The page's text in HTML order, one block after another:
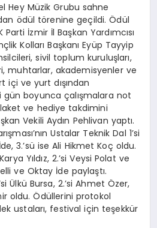
Hey Müzik Grubu sahne
ödül törenine geçildi. Ödül
İzmir İl Başkan Yardımcısı
Kolları Başkanı Eyüp Tayyip
sivil toplum kuruluşları,
muhtarlar, akademisyenler ve
içi ve yurt dışından
gün boyunca çalışmalara not
ve hediye takdimini
Vekili Aydın Pehlivan yaptı.
Ustalar Teknik Dal 1’si
3.’sü ise Ali Hikmet Koç oldu.
Yıldız, 2.’si Veysi Polat ve
ve Oktay İde paylaştı.
Ülkü Bursa, 2.’si Ahmet Özer,
oldu. Ödüllerini protokol
ustaları, festival için teşekkür